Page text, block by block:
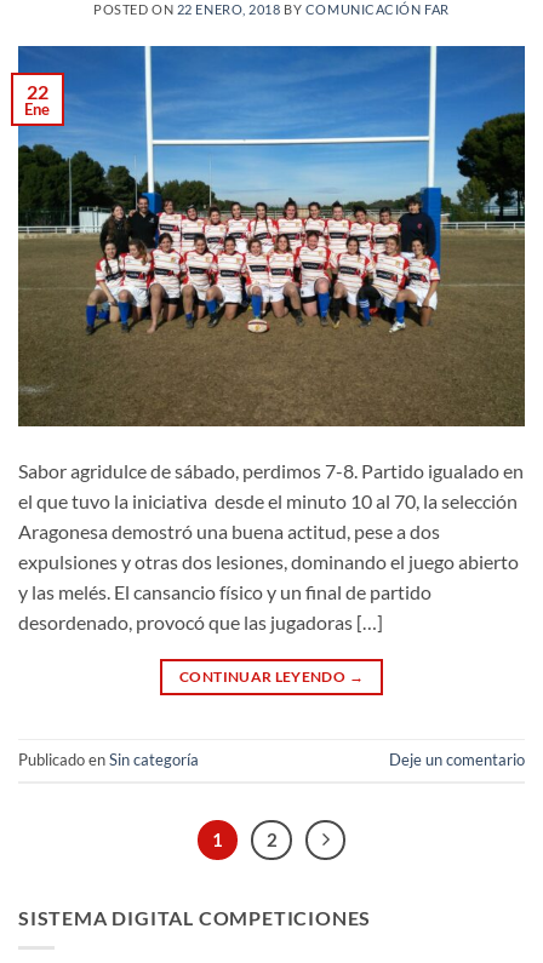
POSTED ON 22 ENERO, 2018 BY COMUNICACIÓN FAR
22
Ene
Sabor agridulce de sábado, perdimos 7-8. Partido igualado en
el que tuvo la iniciativa desde el minuto 10 al 70, la selección
Aragonesa demostró una buena actitud, pese a dos
expulsiones y otras dos lesiones, dominando el juego abierto
y las melés. El cansancio físico y un final de partido
desordenado, provocó que las jugadoras […]
CONTINUAR LEYENDO →
Publicado enSin categoría Deje un comentario
1 2
SISTEMA DIGITAL COMPETICIONES